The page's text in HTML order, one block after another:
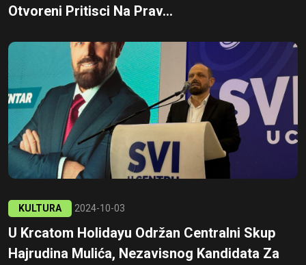
Otvoreni Pritisci Na Prav...
KULTURA 2024-10-03
U Krcatom Holidayu Održan Centralni Skup
Hajrudina Mulića, Nezavisnog Kandidata Za